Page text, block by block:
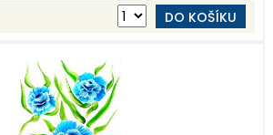
DO KOŠÍKU